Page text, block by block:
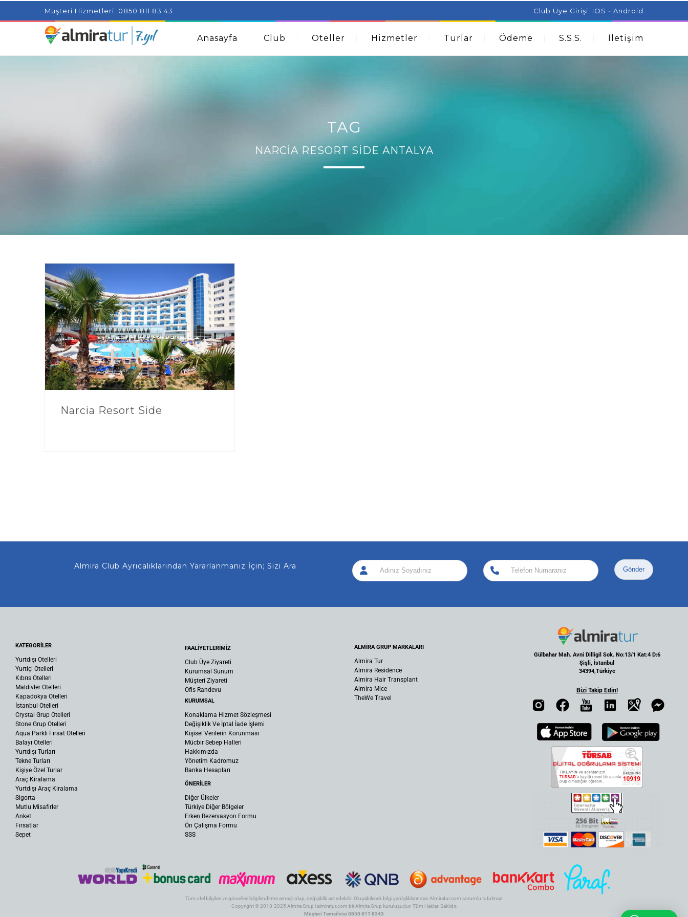
Project Milenial featuring news blogs and tutorials How A Dermatologist Can Help With Acne Problems Aromatherapy And
Kids Amazingly Simple Skin Care Tips For People With Acne
Müşteri Hizmetleri: 0850 811 83 43 Club Üye Girişi: IOS - Android
Anasayfa Club Oteller Hizmetler Turlar Ödeme S.S.S. İletişim
TAG
NARCIA RESORT SIDE ANTALYA
Narcia Resort Side
Almira Club Ayrıcalıklarından Yararlanmanız İçin; Sizi Arayalım! Gönder
KATEGORİLER
Yurtdışı Otelleri
Yurtiçi Otelleri
Kıbrıs Otelleri
Maldivler Otelleri
Kapadokya Otelleri
İstanbul Otelleri
Crystal Grup Otelleri
Stone Grup Otelleri
Aqua Parklı Fırsat Otelleri
Balayı Otelleri
Yurtdışı Turları
Tekne Turları
Kişiye Özel Turlar
Araç Kiralama
Yurtdışı Araç Kiralama
Sigorta
Mutlu Misafirler
Anket
Fırsatlar
Sepet
FAALİYETLERİMİZ
Club Üye Ziyareti
Kurumsal Sunum
Müşteri Ziyareti
Ofis Randevu
KURUMSAL
Konaklama Hizmet Sözleşmesi
Değişiklik Ve İptal İade İşlemi
Kişisel Verilerin Korunması
Mücbir Sebep Halleri
Hakkımızda
Yönetim Kadromuz
Banka Hesapları
ÖNERİLER
Diğer Ülkeler
Türkiye Diğer Bölgeler
Erken Rezervasyon Formu
Ön Çalışma Formu
SSS
ALMİRA GRUP MARKALARI
Almira Tur
Almira Residence
Almira Hair Transplant
Almira Mice
TheWe Travel
Gülbahar Mah. Avni Dilligil Sok. No:13/1 Kat:4 D:6
Şişli, İstanbul
34394,Türkiye
Bizi Takip Edin!
Tüm otel bilgileri ve görselleri bilgilendirme amaçlı olup, değişiklik arz edebilir. Oluşabilecek bilgi yanlışlıklarından Almiratur.com sorumlu tutulmaz.
Copyright © 2018-2025 Almira Grup | almiratur.com bir Almira Grup kuruluşudur. Tüm Hakları Saklıdır.
Müşteri Temsilcisi 0850 811 8343